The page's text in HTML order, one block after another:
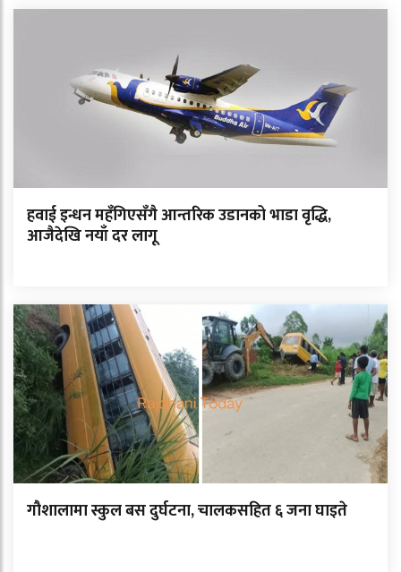
हवाई इन्धन महँगिएसँगै आन्तरिक उडानको भाडा वृद्धि,
आजैदेखि नयाँ दर लागू
गौशालामा स्कुल बस दुर्घटना, चालकसहित ६ जना घाइते